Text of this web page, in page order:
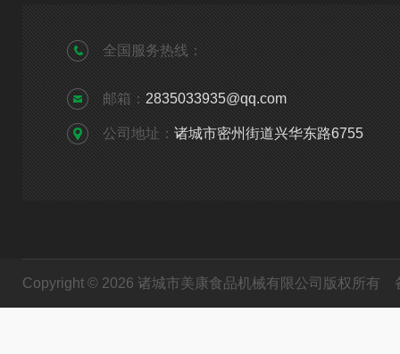
全国服务热线：
邮箱： 2835033935@qq.com
公司地址： 诸城市密州街道兴华东路6755
Copyright © 2026 诸城市美康食品机械有限公司版权所有